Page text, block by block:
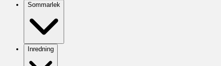
Sommarlek
Inredning